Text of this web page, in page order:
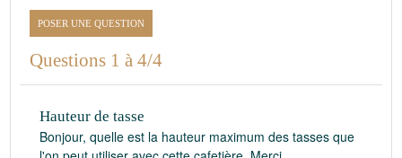
POSER UNE QUESTION
Questions 1 à 4/4
Hauteur de tasse
Bonjour, quelle est la hauteur maximum des tasses que